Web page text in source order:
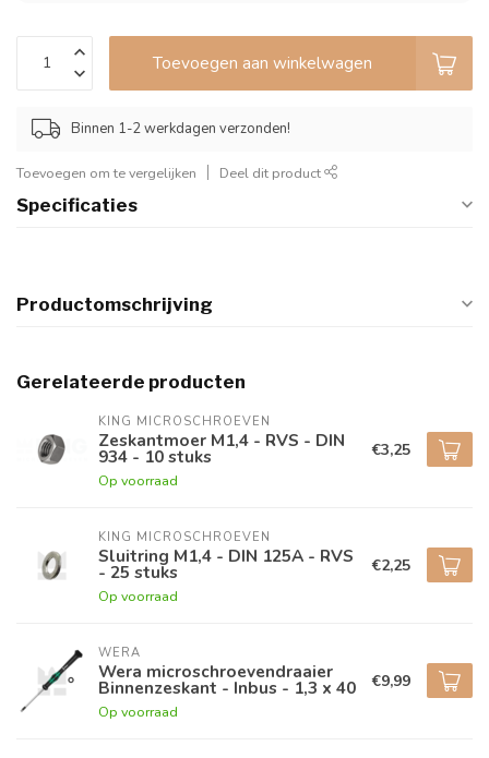
Toevoegen aan winkelwagen
Binnen 1-2 werkdagen verzonden!
Toevoegen om te vergelijken Deel dit product
Specificaties
Productomschrijving
Gerelateerde producten
KING MICROSCHROEVEN
Zeskantmoer M1,4 - RVS - DIN
934 - 10 stuks
Op voorraad
€3,25
KING MICROSCHROEVEN
Sluitring M1,4 - DIN 125A - RVS
- 25 stuks
Op voorraad
€2,25
WERA
Wera microschroevendraaier
Binnenzeskant - Inbus - 1,3 x 40
Op voorraad
€9,99